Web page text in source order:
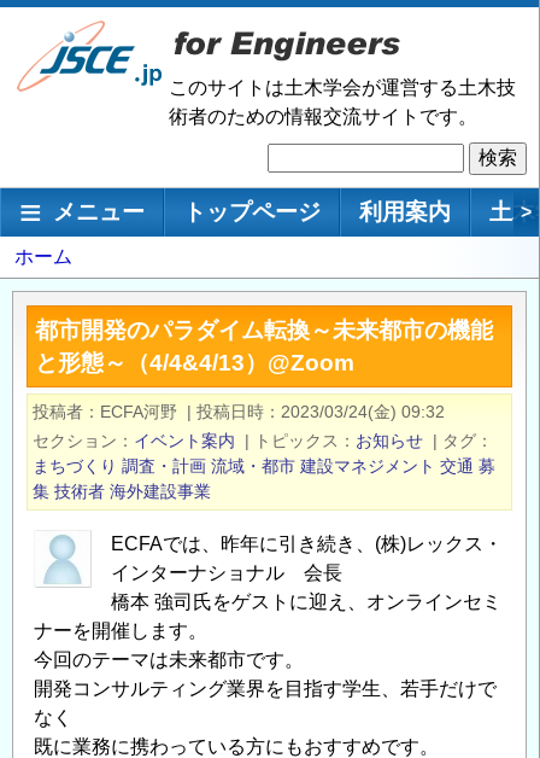
メ
ン
移
このサイトは土木学会が運営する土木技
術者のための情報交流サイトです。
索
メインナビゲーション
メニュー トップページ 利用案内 土 >
パ
ン
く
ホーム
都市開発のパラダイム転換～未来都市の機能
と形態～（4/4&4/13）@Zoom
投稿者 ECFA河野 | 投稿日時
2023/03/24(金) 09:32
セクション
イベント案内 | トピックス お知らせ | タグ
まちづくり 調査・計画 流域・都市 建設マネジメント 交通 募
集 技術者 海外建設事業
ECFAでは、昨年に引き続き、(株)レックス・
インターナショナル 会長
橋本 強司氏をゲストに迎え、オンラインセミ
ナーを開催します。
今回のテーマは未来都市です。
開発コンサルティング業界を目指す学生、若手だけで
なく
既に業務に携わっている方にもおすすめです。